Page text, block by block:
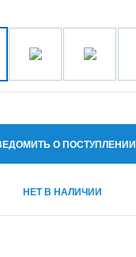
О ПОСТУПЛЕНИИ
НЕТ В НАЛИЧИИ